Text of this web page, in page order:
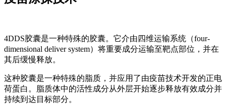
4DDS胶囊是一种特殊的胶囊。它介由四维运输系统（four-
dimensional deliver system）将重要成分运输至靶点部位，并在
其后缓慢释放。
这种胶囊是一种特殊的脂质，并应用了由疫苗技术开发的正电
荷蛋白。脂质体中的活性成分从外层开始逐步释放有效成分并
持续到达目标部分。